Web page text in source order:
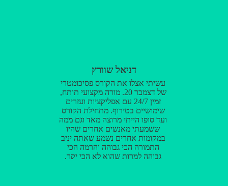
דניאל שוורץ
עשיתי אצלו את הקורס פסיכומטרי
של דצמבר 20. מורה מקצועי תותח,
זמין 24/7 עם אפליקציות ועזרים
שימושיים בטירוף. מתחילת הקורס
ועד סופו הייתי מרוצה מאד וגם ממה
ששמעתי מאנשים אחרים שהיו
במקומות אחרים נשמע שאתה יניב
התמורה הכי גבוהה והרמה הכי
גבוהה למרות שהוא לא הכי יקר.